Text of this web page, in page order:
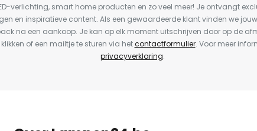
verlichting, smart home producten en zo veel meer! Je ontvangt
en inspiratieve content. Als een gewaardeerde klant vinden we
na een aankoop. Je kan op elk moment uitschrijven door op de
of een mailtje te sturen via hetcontactformulier. Voor meer
privacyverklaring.